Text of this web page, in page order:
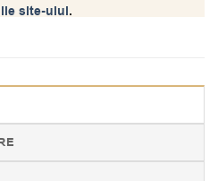
site-ului.